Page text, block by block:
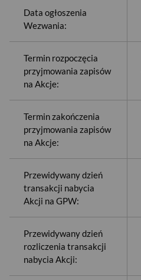
Data ogłoszenia
Wezwania:
Termin rozpoczęcia
przyjmowania zapisów
na Akcje:
Termin zakończenia
przyjmowania zapisów
na Akcje:
Przewidywany dzień
transakcji nabycia
Akcji na GPW:
Przewidywany dzień
rozliczenia transakcji
nabycia Akcji: